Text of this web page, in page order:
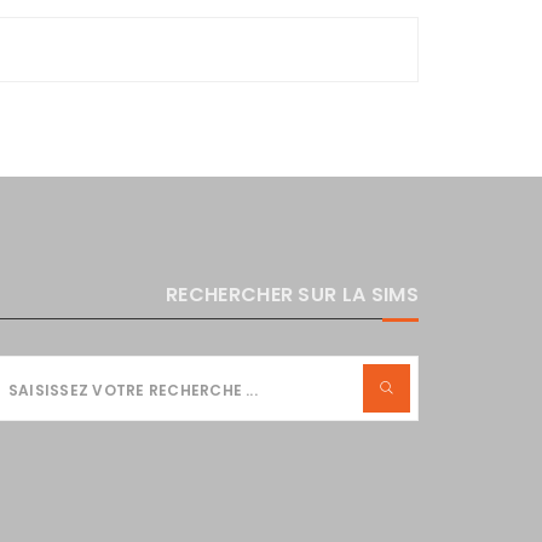
RECHERCHER SUR LA SIMS